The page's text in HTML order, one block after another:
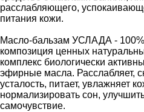
расслабляющего,
питания кожи.
Масло-бальзам УСЛАДА - 100%
композиция ценных
комплекс биологически
эфирные масла. Расслабляет,
усталость, питает, увлажняет
нормализировать сон,
самочувствие.